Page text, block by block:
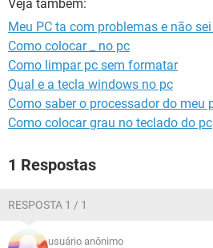
Veja também:
Meu PC ta com problemas e não
Como colocar _ no pc
Como limpar pc sem formatar
Qual e a tecla windows no pc
Como saber o processador do meu
Como colocar grau no teclado do pc
1 Respostas
RESPOSTA 1 / 1
usuário anônimo